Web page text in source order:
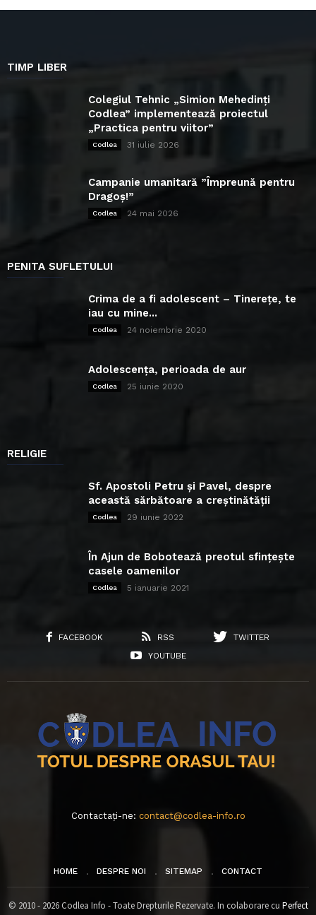
TIMP LIBER
Colegiul Tehnic „Simion Mehedinți
Codlea” implementează proiectul
„Practica pentru viitor”
Codlea 31 iulie 2026
Campanie umanitară ”Împreună pentru
Dragoș!”
Codlea 24 mai 2026
PENITA SUFLETULUI
Crima de a fi adolescent – Tinerețe, te
iau cu mine...
Codlea 24 noiembrie 2020
Adolescența, perioada de aur
Codlea 25 iunie 2020
RELIGIE
Sf. Apostoli Petru și Pavel, despre
această sărbătoare a creștinătății
Codlea 29 iunie 2022
În Ajun de Bobotează preotul sfințește
casele oamenilor
Codlea 5 ianuarie 2021
FACEBOOK RSS
TWITTER
YOUTUBE
Contactați-ne: contact@codlea-info.ro
HOME DESPRE NOI SITEMAP CONTACT
© 2010 - 2026 Codlea Info - Toate Drepturile Rezervate. In colaborare cu Perfect